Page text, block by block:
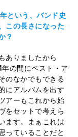
という、バンド史
この長さになった
？
ありましたから
の間にベスト・ア
のなかでもできる
にアルバムを出す
アーもこれから始
をセットで考えら
ます。まぁこれは
っていることだと